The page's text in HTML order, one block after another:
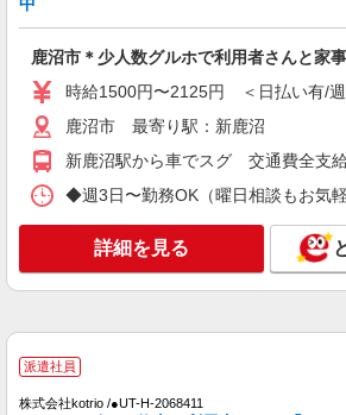
ィス【看護助手】
時給1,180円 ★週払いOK
幅は経験・能力による
栃木県鹿沼市 【最寄駅
キープ
パート 派遣社員
日研トータルソーシング株式会社 メディカ
ィス
栃木県鹿沼市 【最寄
鹿沼市＊少人数グルホで利用者さんと家
時給1500円〜2125円 ＜日払い有/
鹿沼市 最寄り駅：新鹿沼
新鹿沼駅から車でスグ 交通費全支
◆週3日〜勤務OK（曜日相談もお気
詳細を見る
派遣社員
株式会社kotrio /●UT-H-2068411